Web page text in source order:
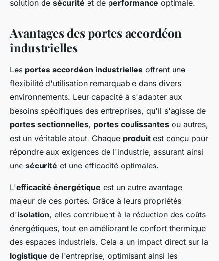
solution de sécurité et de performance optimale.
Avantages des portes accordéon
industrielles
Les portes accordéon industrielles offrent une
flexibilité d'utilisation remarquable dans divers
environnements. Leur capacité à s'adapter aux
besoins spécifiques des entreprises, qu'il s'agisse de
portes sectionnelles, portes coulissantes ou autres,
est un véritable atout. Chaque produit est conçu pour
répondre aux exigences de l'industrie, assurant ainsi
une sécurité et une efficacité optimales.
L'efficacité énergétique est un autre avantage
majeur de ces portes. Grâce à leurs propriétés
d'isolation, elles contribuent à la réduction des coûts
énergétiques, tout en améliorant le confort thermique
des espaces industriels. Cela a un impact direct sur la
logistique de l'entreprise, optimisant ainsi les